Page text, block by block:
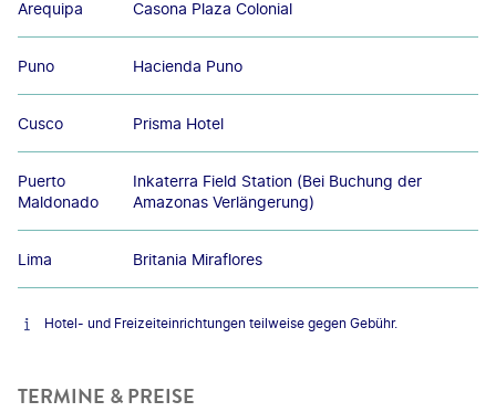
Arequipa Casona Plaza Colonial
Puno Hacienda Puno
Cusco Prisma Hotel
Puerto
Maldonado
Inkaterra Field Station (Bei Buchung der
Amazonas Verlängerung)
Lima Britania Miraflores
Hotel- und Freizeiteinrichtungen teilweise gegen Gebühr.
TERMINE & PREISE